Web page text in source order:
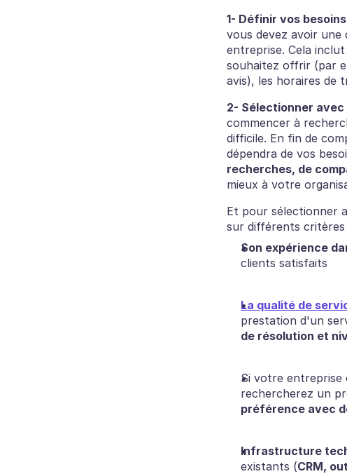
1- Définir vos besoins
vous devez avoir une
entreprise. Cela
souhaitez offrir (par
avis), les horaires de
2- Sélectionner avec
commencer à
difficile. En fin de
dépendra de vos
recherches, de
mieux à votre
Et pour sélectionner
sur différents critères
Son expérience
clients satisfaits
La qualité de
prestation d'un
de résolution et
Si votre entreprise
rechercherez un
préférence avec
Infrastructure
existants (CRM,